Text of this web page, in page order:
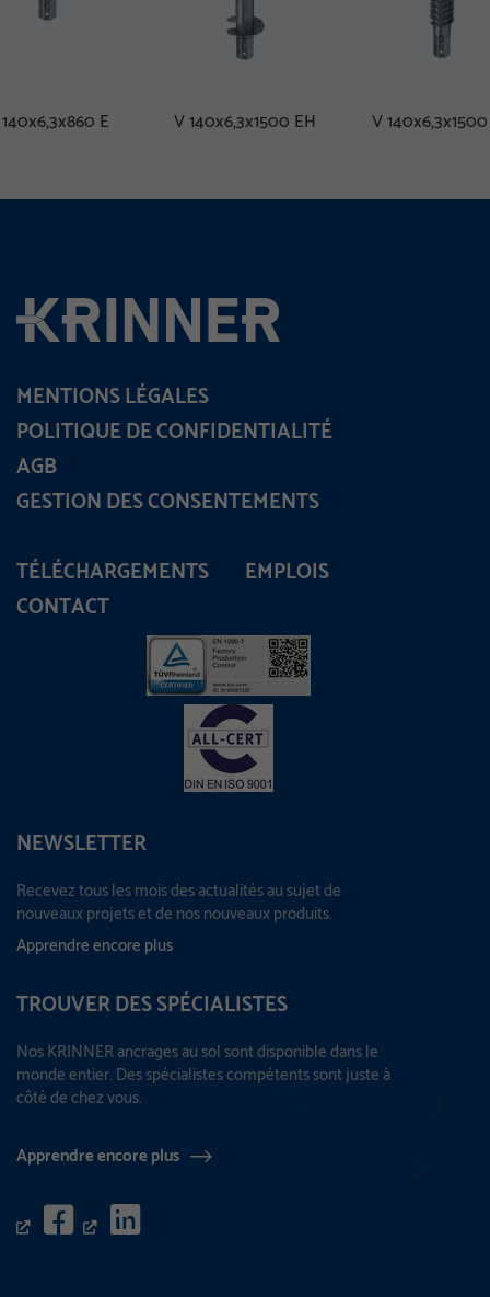
E V 140x6,3x1500 EH V
TÉLÉCHARGEMENTS
EMPLOIS
CONTACT
NEWSLETTER
Recevez tous les mois des actualités au sujet de
nouveaux projets et de nos nouveaux produits.
Apprendre encore plus
TROUVER DES SPÉCIALISTES
Nos KRINNER ancrages au sol sont disponible dans le
monde entier. Des spécialistes compétents sont juste à
côté de chez vous.
Apprendre encore plus
MENTIONS LÉGALES
POLITIQUE DE CONFIDENTIALITÉ
AGB
GESTION DES CONSENTEMENTS